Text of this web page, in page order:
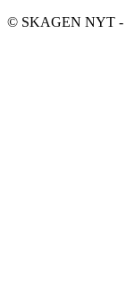
© SKAGEN NYT -